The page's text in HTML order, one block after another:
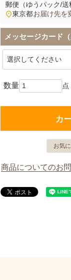
郵便（ゆうパック/送
東京都お届け先を
メッセージカード（
カ
お気
商品についてのお